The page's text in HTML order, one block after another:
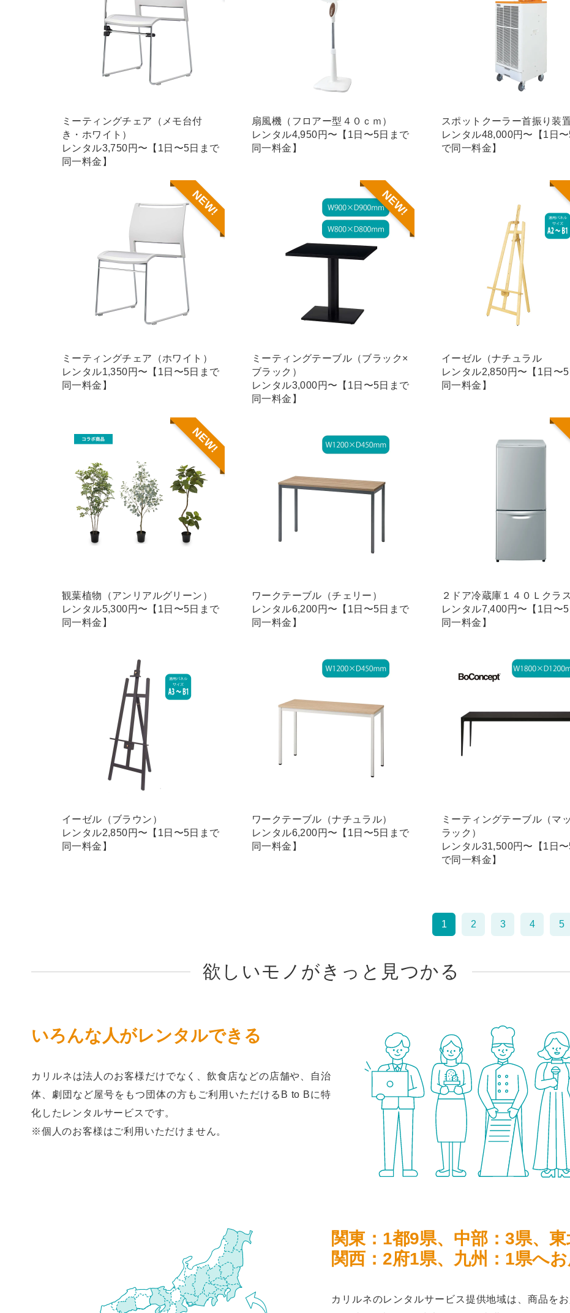
ミーティングチェア（メモ台付
き・ホワイト）
レンタル3,750円〜【1日〜5日まで
同一料金】
扇風機（フロアー型４０ｃｍ）
レンタル4,950円〜【1日〜5日まで
同一料金】
スポットクーラー首振り装
レンタル48,000円〜【1日〜
で同一料金】
ミーティングチェア（ホワイト）
レンタル1,350円〜【1日〜5日まで
同一料金】
NEW!
ミーティングテーブル（ブラック×
ブラック）
レンタル3,000円〜【1日〜5日まで
同一料金】
NEW!
イーゼル（ナチュラル
レンタル2,850円〜【1日〜
同一料金】
観葉植物（アンリアルグリーン）
レンタル5,300円〜【1日〜5日まで
同一料金】
NEW!
ワークテーブル（チェリー）
レンタル6,200円〜【1日〜5日まで
同一料金】
２ドア冷蔵庫１４０Ｌクラス
レンタル7,400円〜【1日〜
同一料金】
イーゼル（ブラウン）
レンタル2,850円〜【1日〜5日まで
同一料金】
ワークテーブル（ナチュラル）
レンタル6,200円〜【1日〜5日まで
同一料金】
ミーティングテーブル（マ
ラック）
レンタル31,500円〜【1日〜
で同一料金】
1 2 3 4 5
欲しいモノがきっと見つかる
いろんな人がレンタルできる
カリルネは法人のお客様だけでなく、飲食店などの店舗や、自治
体、劇団など屋号をもつ団体の方もご利用いただけるB to Bに特
化したレンタルサービスです。
※個人のお客様はご利用いただけません。
関東：1都9県、中部：3県、
関西：2府1県、九州：1県へ
カリルネのレンタルサービス提供地域は、商品を